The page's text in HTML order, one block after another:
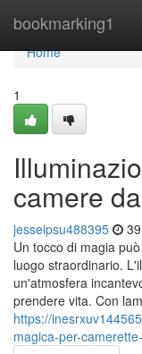
bookmarking1
Home
Home
1
camere
jesseipsu488395
Un tocco di magia
luogo straordinario.
un'atmosfera
prendere vita. Con
https://
magica-per-